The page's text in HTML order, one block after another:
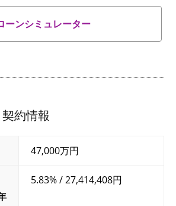
ーンシミュレーター
約情報
47,000万円
5.83% / 27,414,408円